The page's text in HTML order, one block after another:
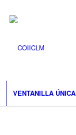
VENTANILLA ÚNICA